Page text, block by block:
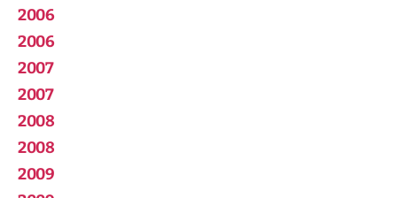
2006
2006
2007
2007
2008
2008
2009